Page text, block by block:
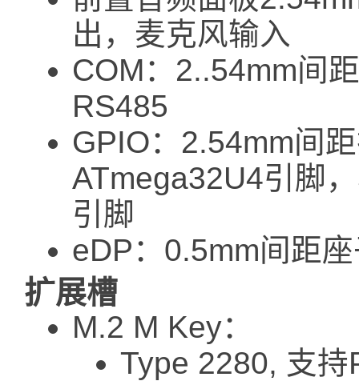
出，麦克风输入
COM：2..54mm间
RS485
GPIO：2.54mm间
ATmega32U4引脚
引脚
eDP：0.5mm间距
扩展槽
M.2 M Key：
Type 2280, 支